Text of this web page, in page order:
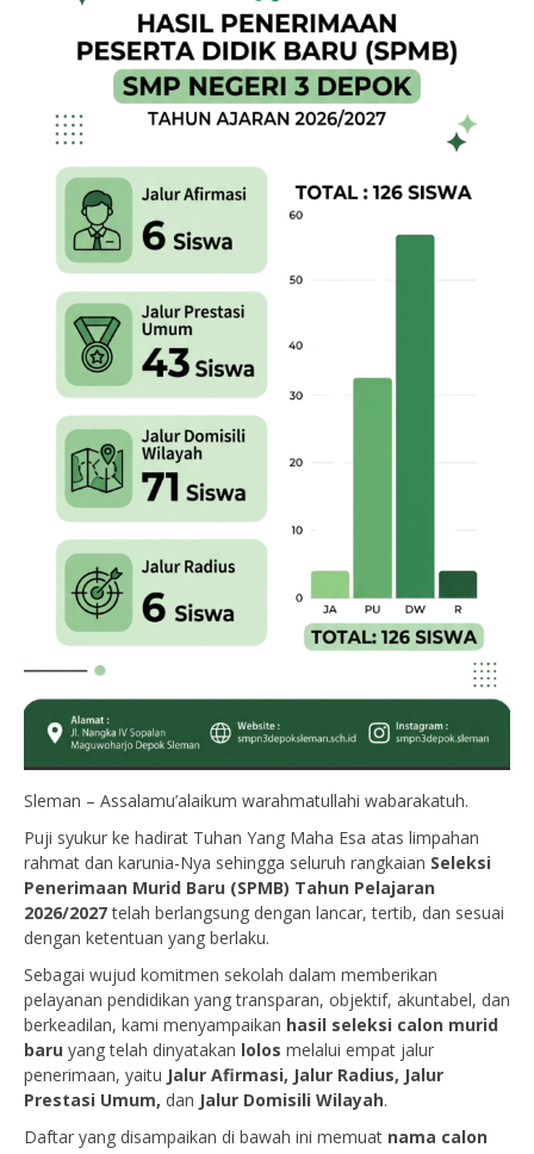
Sleman – Assalamu’alaikum warahmatullahi wabarakatuh.
Puji syukur ke hadirat Tuhan Yang Maha Esa atas limpahan
rahmat dan karunia-Nya sehingga seluruh rangkaian Seleksi
Penerimaan Murid Baru (SPMB) Tahun Pelajaran
2026/2027telah berlangsung dengan lancar, tertib, dan sesuai
dengan ketentuan yang berlaku.
Sebagai wujud komitmen sekolah dalam memberikan
pelayanan pendidikan yang transparan, objektif, akuntabel, dan
berkeadilan, kami menyampaikan hasil seleksi calon murid
baru yang telah dinyatakan lolos melalui empat jalur
penerimaan, yaitu Jalur Afirmasi, Jalur Radius, Jalur
Prestasi Umum, dan Jalur Domisili Wilayah.
Daftar yang disampaikan di bawah ini memuat nama calon